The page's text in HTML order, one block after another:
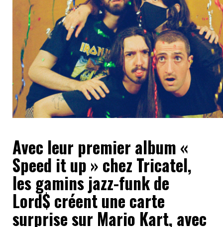
Avec leur premier album «
Speed it up » chez Tricatel,
les gamins jazz-funk de
Lord$ créent une carte
surprise sur Mario Kart, avec